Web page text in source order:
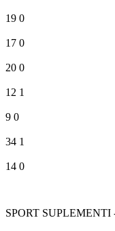
19 0
17 0
20 0
12 1
9 0
34 1
14 0
SPORT SUPLEMENTI